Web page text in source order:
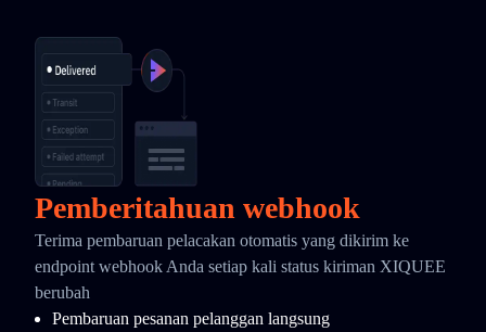
Pemberitahuan webhook
Terima pembaruan pelacakan otomatis yang dikirim ke
endpoint webhook Anda setiap kali status kiriman XIQUEE
berubah
Pembaruan pesanan pelanggan langsung